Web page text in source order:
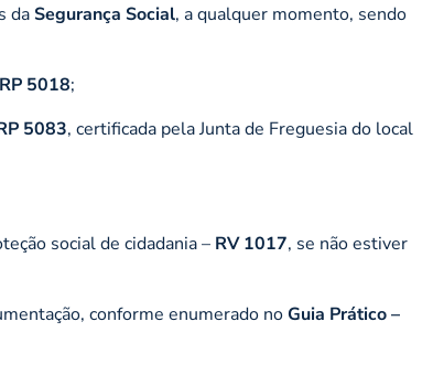
daSegurança Social, a qualquer momento, sendo
RP 5018;
5083, certificada pela Junta de Freguesia do local
social de cidadania – RV 1017, se não estiver
conforme enumerado noGuia Prático –